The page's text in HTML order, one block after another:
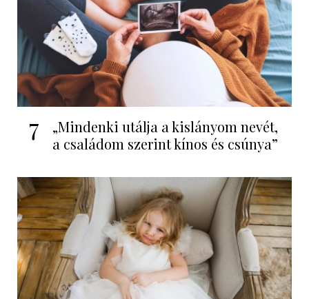
7
„Mindenki utálja a kislányom nevét,
a családom szerint kínos és csúnya”